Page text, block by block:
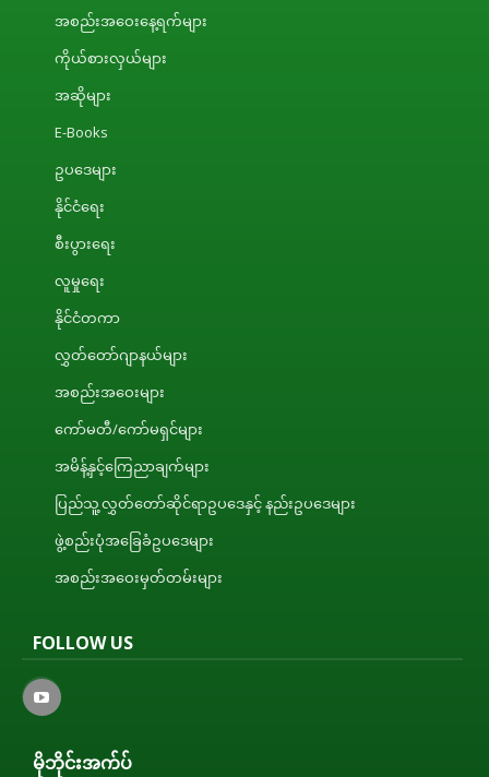
အစည်းအဝေးနေ့ရက်များ
ကိုယ်စားလှယ်များ
အဆိုများ
E-Books
ဥပဒေများ
နိုင်ငံရေး
စီးပွားရေး
လူမှုရေး
နိုင်ငံတကာ
လွှတ်တော်ဂျာနယ်များ
အစည်းအဝေးများ
ကော်မတီ/ကော်မရှင်များ
အမိန့်နှင့်ကြေညာချက်များ
ပြည်သူ့လွှတ်တော်ဆိုင်ရာဥပဒေနှင့် နည်းဥပဒေများ
ဖွဲ့စည်းပုံအခြေခံဥပဒေများ
အစည်းအဝေးမှတ်တမ်းများ
FOLLOW US
မိုဘိုင်းအက်ပ်